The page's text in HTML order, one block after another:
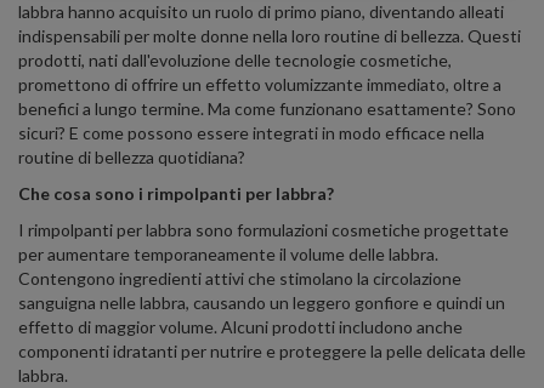
labbra hanno acquisito un ruolo di primo piano, diventando alleati
indispensabili per molte donne nella loro routine di bellezza. Questi
prodotti, nati dall'evoluzione delle tecnologie cosmetiche,
promettono di offrire un effetto volumizzante immediato, oltre a
benefici a lungo termine. Ma come funzionano esattamente? Sono
sicuri? E come possono essere integrati in modo efficace nella
routine di bellezza quotidiana?
Che cosa sono i rimpolpanti per labbra?
I rimpolpanti per labbra sono formulazioni cosmetiche progettate
per aumentare temporaneamente il volume delle labbra.
Contengono ingredienti attivi che stimolano la circolazione
sanguigna nelle labbra, causando un leggero gonfiore e quindi un
effetto di maggior volume. Alcuni prodotti includono anche
componenti idratanti per nutrire e proteggere la pelle delicata delle
labbra.